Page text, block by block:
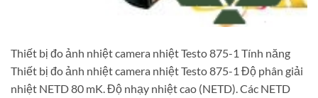
Thiết bị đo ảnh nhiệt camera nhiệt Testo 875-1 Tính năng
Thiết bị đo ảnh nhiệt camera nhiệt Testo 875-1 Độ phân giải
nhiệt NETD 80 mK. Độ nhạy nhiệt cao (NETD). Các NETD